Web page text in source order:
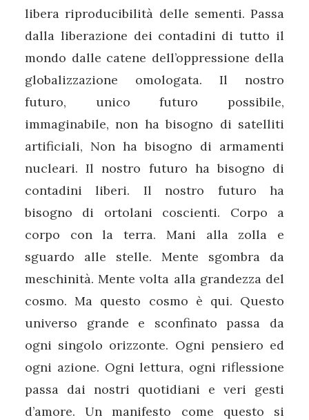
libera riproducibilità delle sementi. Passa
dalla liberazione dei contadini di tutto il
mondo dalle catene dell’oppressione della
globalizzazione omologata. Il nostro
futuro, unico futuro possibile,
immaginabile, non ha bisogno di satelliti
artificiali, Non ha bisogno di armamenti
nucleari. Il nostro futuro ha bisogno di
contadini liberi. Il nostro futuro ha
bisogno di ortolani coscienti. Corpo a
corpo con la terra. Mani alla zolla e
sguardo alle stelle. Mente sgombra da
meschinità. Mente volta alla grandezza del
cosmo. Ma questo cosmo è qui. Questo
universo grande e sconfinato passa da
ogni singolo orizzonte. Ogni pensiero ed
ogni azione. Ogni lettura, ogni riflessione
passa dai nostri quotidiani e veri gesti
d’amore. Un manifesto come questo si